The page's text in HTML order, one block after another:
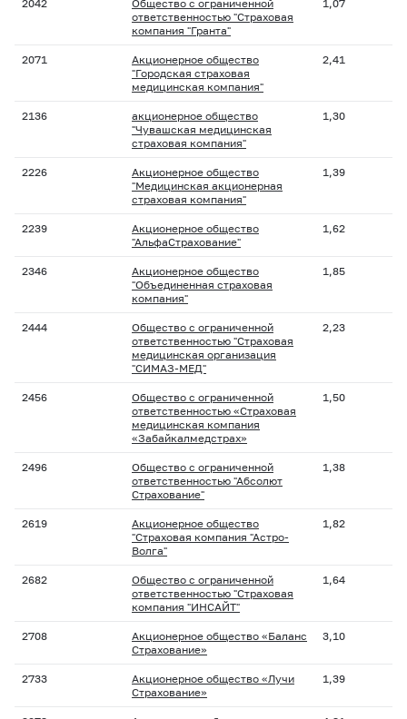
2042
Общество с ограниченной
ответственностью "Страховая
компания "Гранта"
1,07
2071
Акционерное общество
"Городская страховая
медицинская компания"
2,41
2136
акционерное общество
"Чувашская медицинская
страховая компания"
1,30
2226
Акционерное общество
"Медицинская акционерная
страховая компания"
1,39
2239
Акционерное общество
"АльфаСтрахование"
1,62
2346
Акционерное общество
"Объединенная страховая
компания"
1,85
2444
Общество с ограниченной
ответственностью "Страховая
медицинская организация
"СИМАЗ-МЕД"
2,23
2456
Общество с ограниченной
ответственностью «Страховая
медицинская компания
«Забайкалмедстрах»
1,50
2496
Общество с ограниченной
ответственностью "Абсолют
Страхование"
1,38
2619
Акционерное общество
"Страховая компания "Астро-
Волга"
1,82
2682
Общество с ограниченной
ответственностью "Страховая
компания "ИНСАЙТ"
1,64
2708
Акционерное общество «Баланс
Страхование»
3,10
2733
Акционерное общество «Лучи
Страхование»
1,39